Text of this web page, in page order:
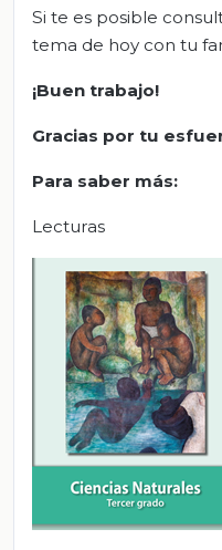
Si te es posible
tema de hoy con tu
¡Buen trabajo!
Gracias por tu
Para saber más:
Lecturas